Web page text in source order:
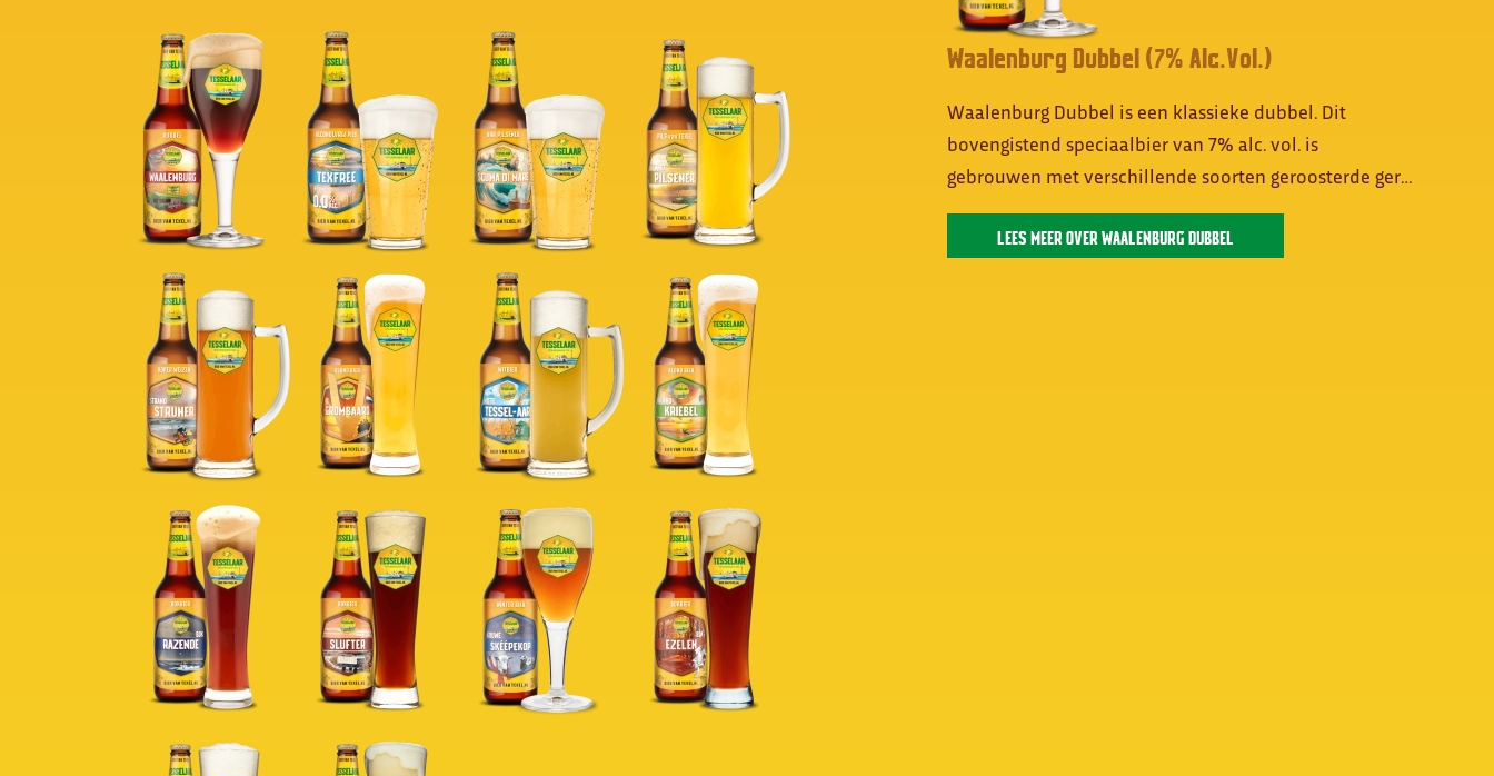
Waalenburg Dubbel (7% Alc.Vol.)
Waalenburg Dubbel is een klassieke dubbel. Dit
bovengistend speciaalbier van 7% alc. vol. is
gebrouwen met verschillende soorten geroosterde ger…
LEES MEER OVER WAALENBURG DUBBEL